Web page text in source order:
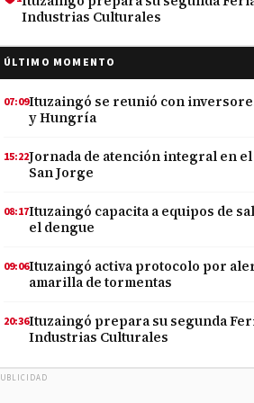
Industrias Culturales
ÚLTIMO MOMENTO
07:09Ituzaingó se reunió con
y Hungría
15:22Jornada de atención integral en
San Jorge
08:17Ituzaingó capacita a equipos de
el dengue
09:06Ituzaingó activa protocolo por
amarilla de tormentas
20:36Ituzaingó prepara su segunda
Industrias Culturales